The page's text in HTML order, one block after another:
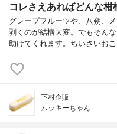
コレさえあればどんな柑
グレープフルーツや、八朔、
剥くのが結構大変。でもそん
助けてくれます。ちいさいお
下村企販
ムッキーちゃん